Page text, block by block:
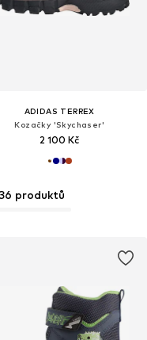
ADIDAS TERREX
Kozačky 'Skychaser'
2 100 Kč
produktů